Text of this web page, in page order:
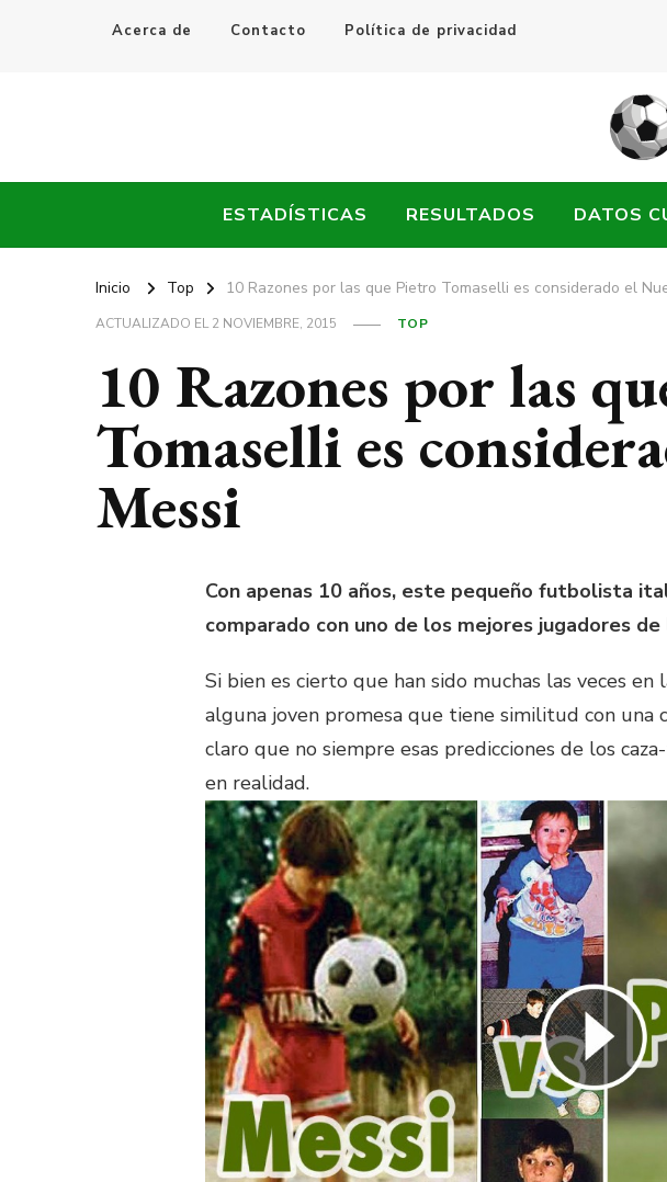
Acerca de Contacto Política de privacidad
Every Fútbol
ESTADÍSTICAS RESULTADOS DATOS
Inicio Top 10 Razones por las que Pietro Tomaselli es considerado el
ACTUALIZADO EL2 NOVIEMBRE, 2015 TOP
10 Razones por las
Tomaselli es
Messi
Con apenas 10 años, este pequeño futbolista
comparado con uno de los mejores jugadores
Si bien es cierto que han sido muchas las veces en
alguna joven promesa que tiene similitud con una
claro que no siempre esas predicciones de los
en realidad.